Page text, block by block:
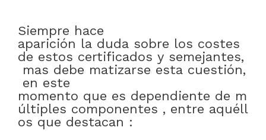
Siempre hace
aparición la duda sobre los costes
de estos certificados y semejantes,
mas debe matizarse esta cuestión,
en este
momento que es dependiente de m
últiples componentes , entre aquéll
os que destacan :